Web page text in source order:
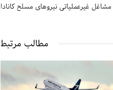
غیرعملیاتی نیروهای مسلح کانادا
مطالب مرتبط